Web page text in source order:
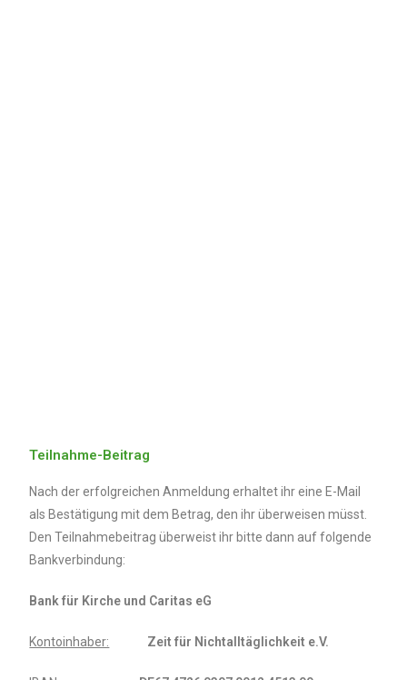
Teilnahme-Beitrag
Nach der erfolgreichen Anmeldung erhaltet ihr eine E-Mail
als Bestätigung mit dem Betrag, den ihr überweisen müsst.
Den Teilnahmebeitrag überweist ihr bitte dann auf folgende
Bankverbindung:
Bank für Kirche und Caritas eG
Kontoinhaber: Zeit für Nichtalltäglichkeit e.V.